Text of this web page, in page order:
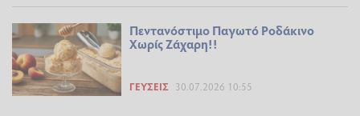
Πεντανόστιμο Παγωτό Ροδάκινο
Χωρίς Ζάχαρη!!
ΓΕΎΣΕΙΣ 30.07.2026 10:55